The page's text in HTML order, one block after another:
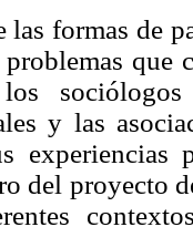
las formas de
que
y las
del proyecto